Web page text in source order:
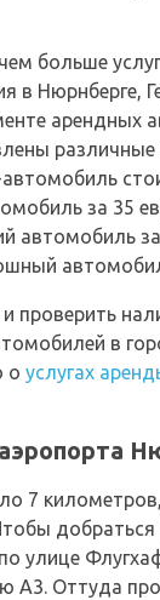
больше
в Нюрнберге,
арендных
за 35
автомобиль
проверить
в
о услугах
7
улице
А3. Оттуда